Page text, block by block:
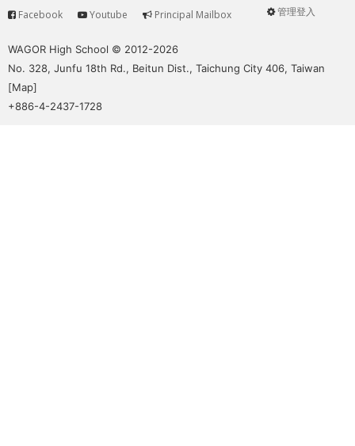
User
管理登入
Service
Facebook Youtube Principal Mailbox
WAGOR High School © 2012-2026
No. 328, Junfu 18th Rd., Beitun Dist., Taichung City 406, Taiwan
[Map]
+886-4-2437-1728